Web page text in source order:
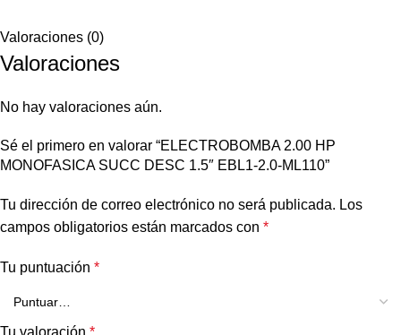
Valoraciones (0)
Valoraciones
No hay valoraciones aún.
Sé el primero en valorar “ELECTROBOMBA 2.00 HP
MONOFASICA SUCC DESC 1.5″ EBL1-2.0-ML110”
Tu dirección de correo electrónico no será publicada. Los
campos obligatorios están marcados con *
Tu puntuación *
Tu valoración *